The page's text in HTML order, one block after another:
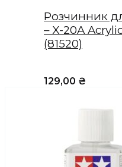
Розчинник
– X-20A
(81520)
129,00 ₴